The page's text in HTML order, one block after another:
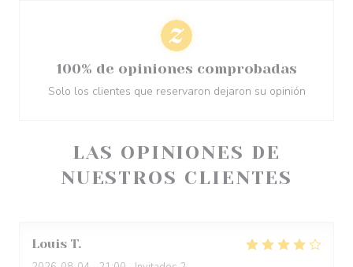
LAS OPINIONES DE
NUESTROS CLIENTES
Louis T
100% de opiniones comprobadas
Solo los clientes que reservaron dejaron su opinión